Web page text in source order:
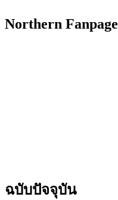
Northern Fanpage
ฉบับปัจจุบัน